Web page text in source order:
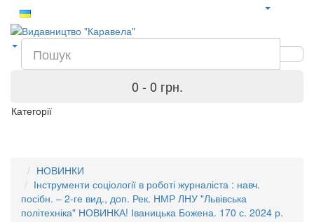
0 - 0 грн.
Категорії
НОВИНКИ
Інструменти соціології в роботі журналіста : навч.
посібн. – 2-ге вид., доп. Рек. НМР ЛНУ "Львівська
політехніка" НОВИНКА! Іваницька Божена. 170 с. 2024 р.